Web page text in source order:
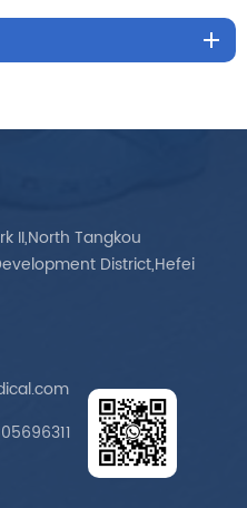
II,North Tangkou
District,Hefei